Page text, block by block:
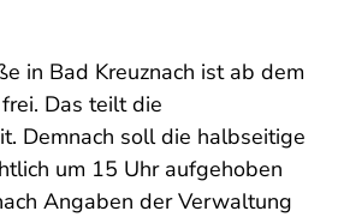
in Bad Kreuznach ist ab dem
Das teilt die
Demnach soll die halbseitige
um 15 Uhr aufgehoben
Angaben der Verwaltung